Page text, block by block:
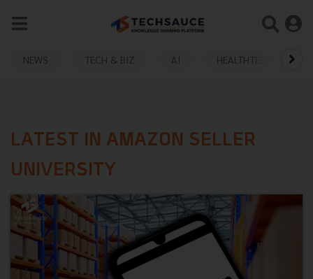
NEWS TECH & BIZ AI HEALTHTECH
LATEST IN AMAZON SELLER
UNIVERSITY